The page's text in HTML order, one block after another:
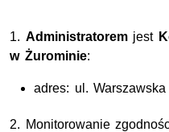
1. Administratoremjest
w Żurominie:
adres: ul.
2. Monitorowanie